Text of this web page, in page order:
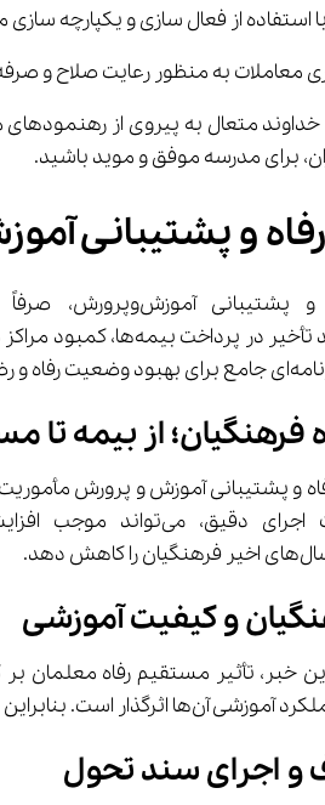
استفاده از فعال سازی و یکپارچه سازی
معاملات به منظور رعایت صلاح و
برای مدرسه موفق و موید باشید.
و پشتیبانی
سال‌های اخیر،
و پشتیبانی آموزش و پرورش
و کیفیت آموزشی
از راهبرد کلان ارتقای کیفیت نظام آموزشی محسوب می‌شود.
و اجرای سند تحول